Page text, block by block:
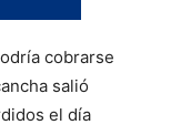
cobrarse
salió
el día